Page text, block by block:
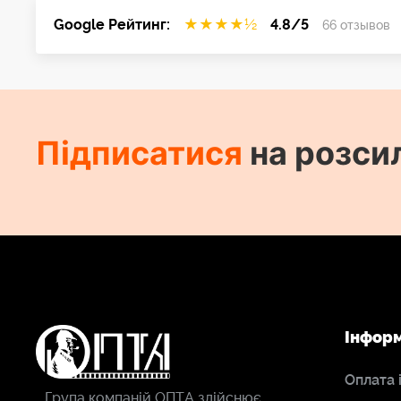
Google Рейтинг: ★ ★ ★ ★½ 4.8/5 66 отзывов
Підписатися на
Група компаній ОПТА здійснює
Оплата